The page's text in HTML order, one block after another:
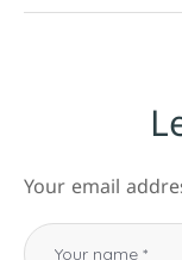
Your email